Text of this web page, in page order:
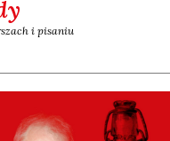
i pisaniu